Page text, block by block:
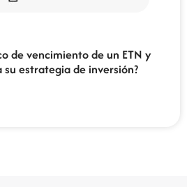
de vencimiento de un ETN y
estrategia de inversión?